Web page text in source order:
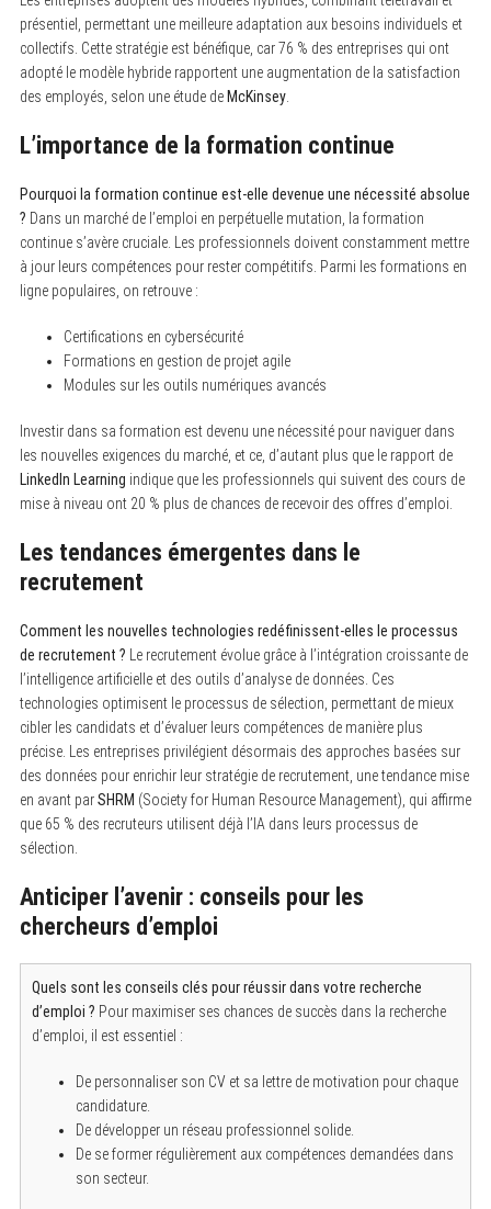
présentiel, permettant une meilleure adaptation aux besoins individuels et
collectifs. Cette stratégie est bénéfique, car 76 % des entreprises qui ont
adopté le modèle hybride rapportent une augmentation de la satisfaction
des employés, selon une étude de McKinsey.
L’importance de la formation continue
Pourquoi la formation continue est-elle devenue une nécessité absolue
? Dans un marché de l’emploi en perpétuelle mutation, la formation
continue s’avère cruciale. Les professionnels doivent constamment mettre
à jour leurs compétences pour rester compétitifs. Parmi les formations en
ligne populaires, on retrouve :
Certifications en cybersécurité
Formations en gestion de projet agile
Modules sur les outils numériques avancés
Investir dans sa formation est devenu une nécessité pour naviguer dans
les nouvelles exigences du marché, et ce, d’autant plus que le rapport de
LinkedIn Learning indique que les professionnels qui suivent des cours de
mise à niveau ont 20 % plus de chances de recevoir des offres d’emploi.
Les tendances émergentes dans le
recrutement
Comment les nouvelles technologies redéfinissent-elles le processus
de recrutement ? Le recrutement évolue grâce à l’intégration croissante de
l’intelligence artificielle et des outils d’analyse de données. Ces
technologies optimisent le processus de sélection, permettant de mieux
cibler les candidats et d’évaluer leurs compétences de manière plus
précise. Les entreprises privilégient désormais des approches basées sur
des données pour enrichir leur stratégie de recrutement, une tendance mise
en avant parSHRM (Society for Human Resource Management), qui affirme
que 65 % des recruteurs utilisent déjà l’IA dans leurs processus de
sélection.
Anticiper l’avenir : conseils pour les
chercheurs d’emploi
Quels sont les conseils clés pour réussir dans votre recherche
d’emploi ? Pour maximiser ses chances de succès dans la recherche
d’emploi, il est essentiel :
De personnaliser son CV et sa lettre de motivation pour chaque
candidature.
De développer un réseau professionnel solide.
De se former régulièrement aux compétences demandées dans
son secteur.
e
a
r
h
f
: